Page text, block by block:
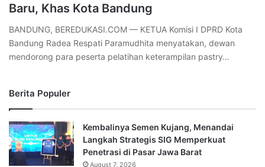
Baru, Khas Kota Bandung
BANDUNG, BEREDUKASI.COM — KETUA Komisi I DPRD Kota
Bandung Radea Respati Paramudhita menyatakan, dewan
mendorong para peserta pelatihan keterampilan pastry…
Berita Populer
Kembalinya Semen Kujang, Menandai
Langkah Strategis SIG Memperkuat
Penetrasi di Pasar Jawa Barat
August 7, 2026